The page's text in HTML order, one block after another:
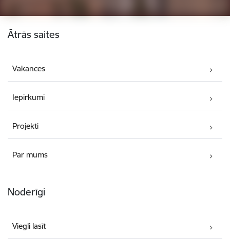
Kājene
Ātrās saites
Vakances
Iepirkumi
Projekti
Par mums
Noderīgi
Viegli lasīt